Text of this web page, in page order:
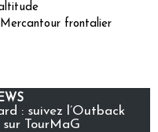
frontalier
: suivez l’Outback
TourMaG